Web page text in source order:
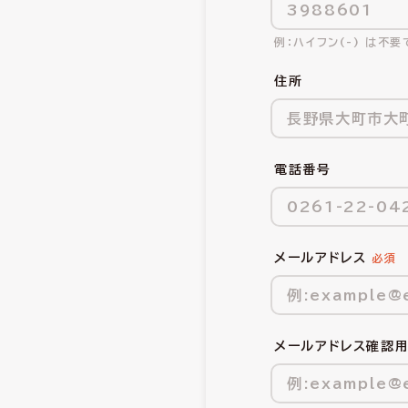
ハイフン(-) は不要
住所
電話番号
メールアドレス
メールアドレス確認